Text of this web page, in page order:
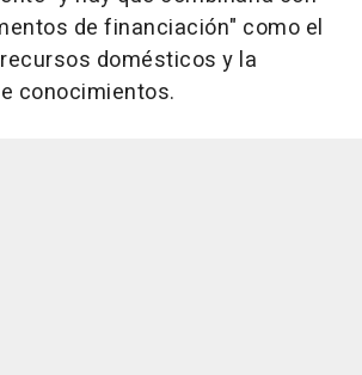
de financiación" como el
domésticos y la
conocimientos.